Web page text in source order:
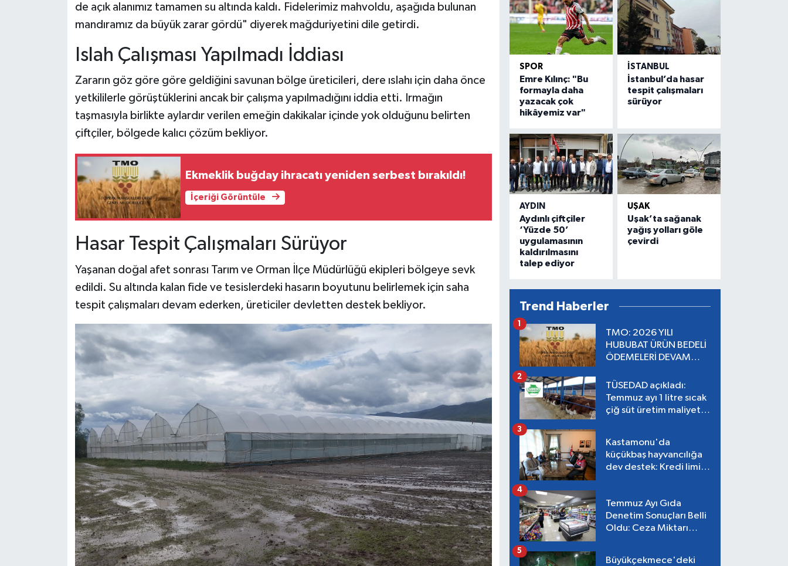
de açık alanımız tamamen su altında kaldı. Fidelerimiz mahvoldu, aşağıda bulunan
mandıramız da büyük zarar gördü" diyerek mağduriyetini dile getirdi.
Islah Çalışması Yapılmadı İddiası
Zararın göz göre göre geldiğini savunan bölge üreticileri, dere ıslahı için daha önce
yetkililerle görüştüklerini ancak bir çalışma yapılmadığını iddia etti. Irmağın
taşmasıyla birlikte aylardır verilen emeğin dakikalar içinde yok olduğunu belirten
çiftçiler, bölgede kalıcı çözüm bekliyor.
Ekmeklik buğday ihracatı yeniden serbest bırakıldı!
İçeriği Görüntüle
Hasar Tespit Çalışmaları Sürüyor
Yaşanan doğal afet sonrası Tarım ve Orman İlçe Müdürlüğü ekipleri bölgeye sevk
edildi. Su altında kalan fide ve tesislerdeki hasarın boyutunu belirlemek için saha
tespit çalışmaları devam ederken, üreticiler devletten destek bekliyor.
SPOR
Emre Kılınç: "Bu
formayla daha
yazacak çok
hikâyemiz var"
İSTANBUL
İstanbul’da hasar
tespit çalışmaları
sürüyor
AYDIN
Aydınlı çiftçiler
‘Yüzde 50’
uygulamasının
kaldırılmasını
talep ediyor
UŞAK
Uşak’ta sağanak
yağış yolları göle
çevirdi
Trend Haberler
TMO: 2026 YILI
HUBUBAT ÜRÜN BEDELİ
ÖDEMELERİ DEVAM
1
TÜSEDAD açıkladı:
Temmuz ayı 1 litre sıcak
çiğ süt üretim maliyeti
2
Kastamonu'da
küçükbaş hayvancılığa
dev destek: Kredi limiti
3
Temmuz Ayı Gıda
Denetim Sonuçları Belli
Oldu: Ceza Miktarı
4
Büyükçekmece'deki
5